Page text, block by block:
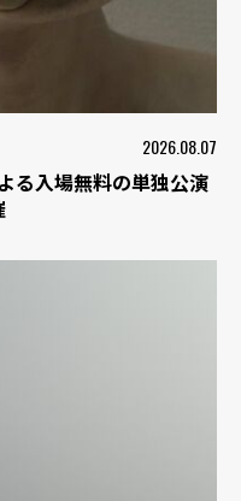
2026.08.07
る入場無料の単独公演